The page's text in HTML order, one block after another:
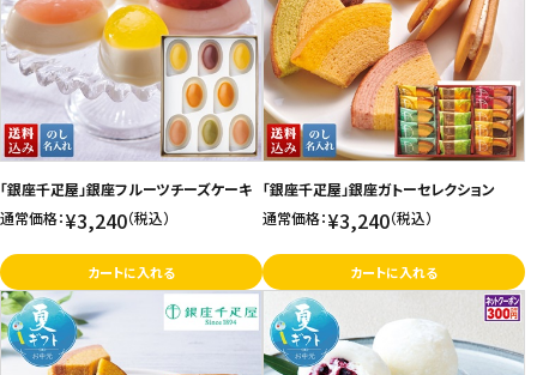
「銀座千疋屋」銀座フルーツチーズケーキ
通常価格：¥3,240（税込）
カートに入れる
「銀座千疋屋」銀座ガトーセレクション
通常価格：¥3,240（税込）
カートに入れる